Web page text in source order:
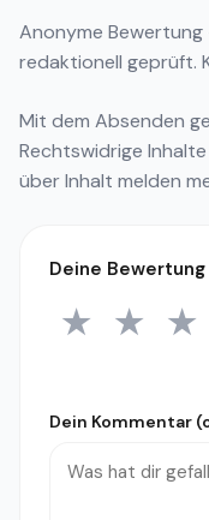
Anonyme
redaktionell geprüft.
Mit dem Absenden
Rechtswidrige
überInhalt melden
Deine Bewertung
1 Stern
★ 2
★ 3
★
Dein Kommentar